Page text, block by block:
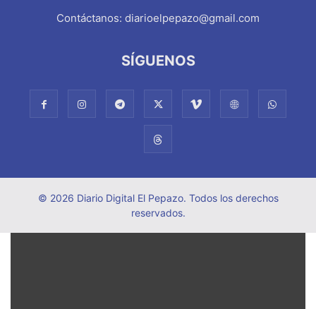
Contáctanos: diarioelpepazo@gmail.com
SÍGUENOS
© 2026 Diario Digital El Pepazo. Todos los derechos
reservados.